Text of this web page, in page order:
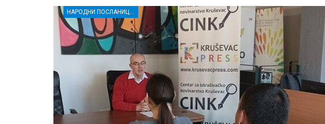
НАРОДНИ ПОСЛАНИЦИ И ГРАЂАНИ РАСИНСКОГ ОКРУГА ЗАЈЕДНО ЗА БОЉА РАДНА ПРАВА